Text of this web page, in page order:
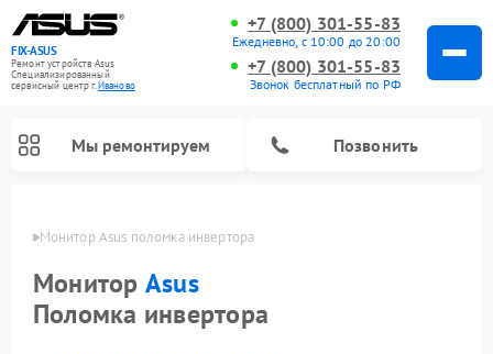
FIX-ASUS
Ремонт устройств Asus
Специализированный
cервисный центр г.Иваново
+7 (800) 301-55-83
Ежедневно, с 10:00 до 20:00
+7 (800) 301-55-83
Звонок бесплатный по РФ
Мы ремонтируем Позвонить
Монитор Asus поломка инвертора
Монитор Asus
Поломка инвертора